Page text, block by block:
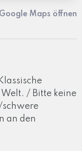
Maps öffnen
Welt. / Bitte keine
an den